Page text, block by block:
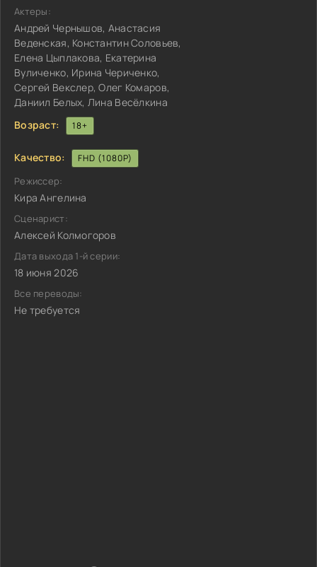
Актеры:
Андрей Чернышов, Анастасия
Веденская, Константин Соловьев,
Елена Цыплакова, Екатерина
Вуличенко, Ирина Чериченко,
Сергей Векслер, Олег Комаров,
Даниил Белых, Лина Весёлкина
Возраст:
18+
Качество: FHD (1080P)
Режиссер:
Кира Ангелина
Сценарист:
Алексей Колмогоров
Дата выхода 1-й серии:
18 июня 2026
Все переводы:
Не требуется